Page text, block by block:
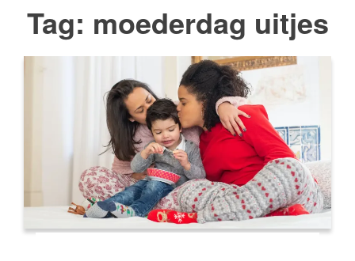
Tag: moederdag uitjes